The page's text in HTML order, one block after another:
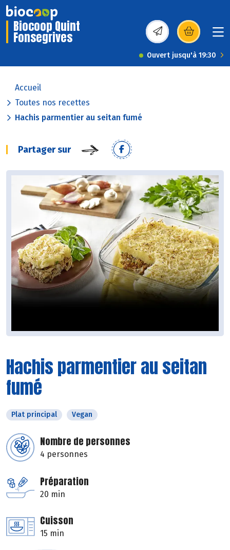
Biocoop Quint
Fonsegrives (s’ouvre dans une
Ouvert jusqu'à 19:30
Accueil
Toutes nos recettes
Hachis parmentier au seitan fumé
Partager sur
Hachis parmentier au seitan
fumé
Plat principal Vegan
Nombre de personnes
4 personnes
Préparation
20 min
Cuisson
15 min